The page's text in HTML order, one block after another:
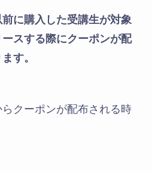
に購入した受講生が対象
スする際にクーポンが配
す。
クーポンが配布される時